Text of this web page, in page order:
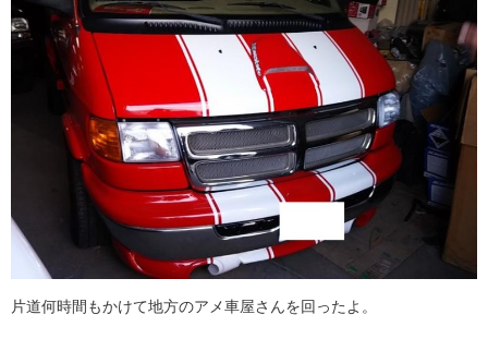
片道何時間もかけて地方のアメ車屋さんを回ったよ。